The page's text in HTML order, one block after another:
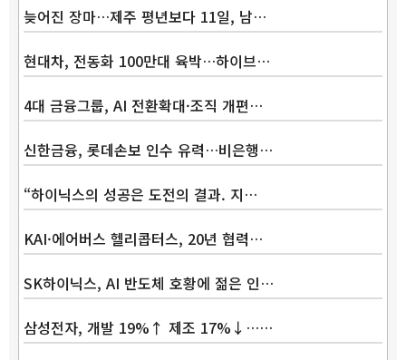
늦어진 장마…제주 평년보다 11일, 남…
현대차, 전동화 100만대 육박…하이브…
4대 금융그룹, AI 전환확대·조직 개편…
신한금융, 롯데손보 인수 유력…비은행…
“하이닉스의 성공은 도전의 결과. 지…
KAI·에어버스 헬리콥터스, 20년 협력…
SK하이닉스, AI 반도체 호황에 젊은 인…
삼성전자, 개발 19%↑ 제조 17%↓……